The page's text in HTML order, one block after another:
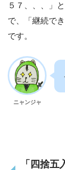
５７、、、」
で、「継続で
です。
ニャンジャ
「四捨